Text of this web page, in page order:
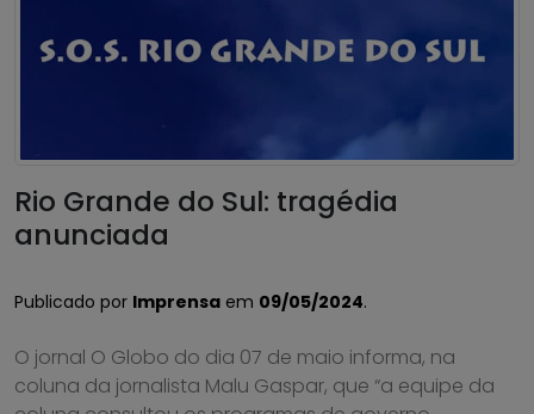
Rio Grande do Sul: tragédia
anunciada
Publicado por Imprensa em 09/05/2024.
O jornal O Globo do dia 07 de maio informa, na
coluna da jornalista Malu Gaspar, que “a equipe da